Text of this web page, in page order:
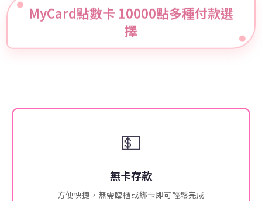
MyCard點數卡 10000點多種付款選
擇
💵
無卡存款
方便快捷，無需臨櫃或綁卡即可輕鬆完成